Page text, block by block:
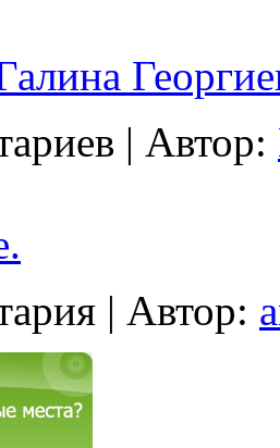
| Автор:
| Автор: